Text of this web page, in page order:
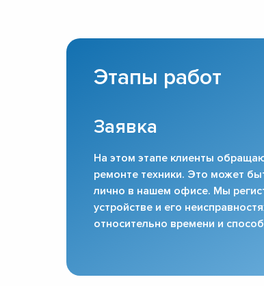
Этапы работ
Заявка
На этом этапе клиенты
ремонте техники. Это может
лично в нашем офисе. Мы
устройстве и его
относительно времени и